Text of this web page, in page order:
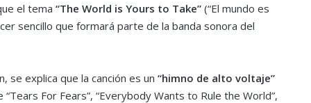
el tema “The World is Yours to Take”(“El mundo es
sencillo que formará parte de la banda sonora del
se explica que la canción es un “himno de alto voltaje”
For Fears”, “Everybody Wants to Rule the World”,